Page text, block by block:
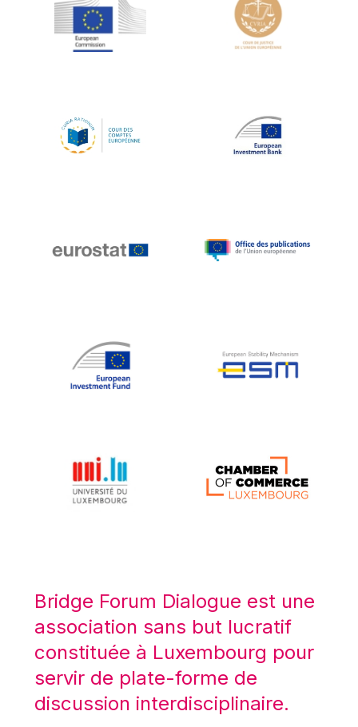
Jean-Louis Schiltz
Jean-Victor Louis
Johnny Åkerholm
Katharien L.C. Hunt
Klaus-Heiner Lehne
Koen LENAERTS
Lars Heikensten
Lucas Papademos
Máire Geoghegan-Quinn
Mario Centeno
Mario Monti
Maroš ŠEFČOVIČ
Martin Bailey
Martine Reicherts
Bridge Forum Dialogue est une
association sans but lucratif
constituée à Luxembourg pour
servir de plate-forme de
discussion interdisciplinaire.